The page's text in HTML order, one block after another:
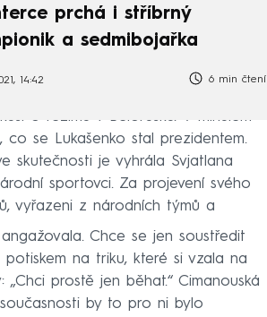
prchá i stříbrný
a sedmibojařka
14:42 6 min čtení
o režimu v Bělorusku. V minulém
se Lukašenko stal prezidentem.
skutečnosti je vyhrála Svjatlana
sportovci. Za projevení svého
vyřazeni z národních týmů a
Chce se jen soustředit
na triku, které si vzala na
prostě jen běhat.“ Cimanouská
by to pro ni bylo